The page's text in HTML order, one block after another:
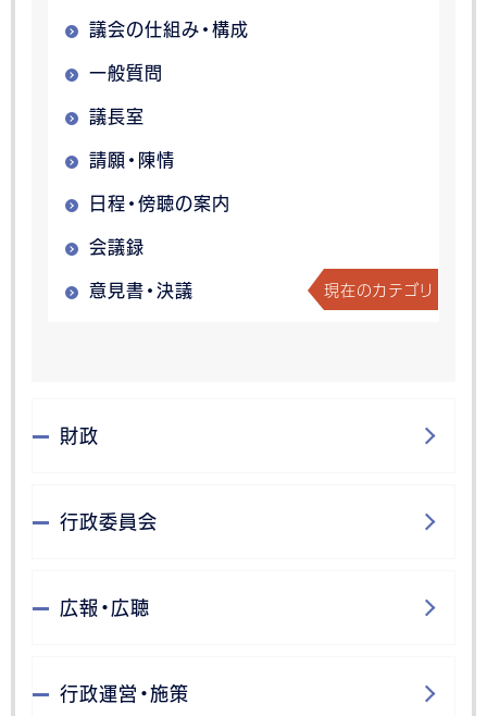
議会の仕組み・構成
一般質問
議長室
請願・陳情
日程・傍聴の案内
会議録
意見書・決議 現在のカテゴリ
財政
行政委員会
広報・広聴
行政運営・施策